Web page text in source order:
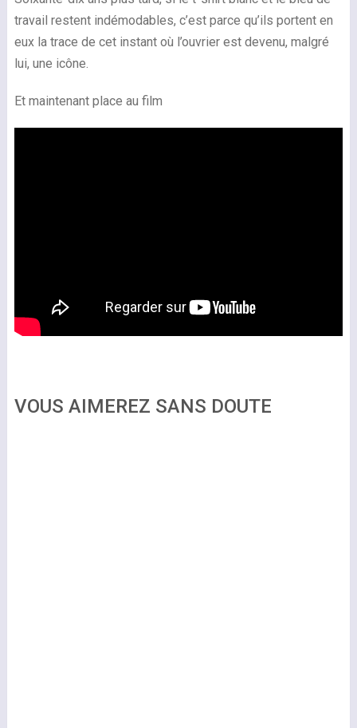
travail restent indémodables, c’est parce qu’ils portent en
eux la trace de cet instant où l’ouvrier est devenu, malgré
lui, une icône.
Et maintenant place au film
VOUS AIMEREZ SANS DOUTE